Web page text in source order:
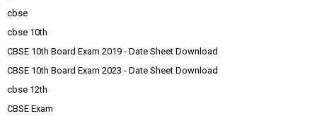
cbse
cbse 10th
CBSE 10th Board Exam 2019 - Date Sheet Download
CBSE 10th Board Exam 2023 - Date Sheet Download
cbse 12th
CBSE Exam